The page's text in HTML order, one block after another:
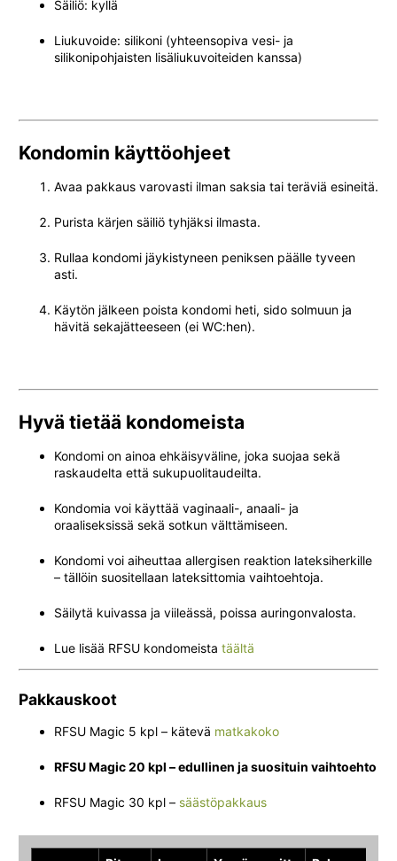
Säiliö: kyllä
Liukuvoide: silikoni (yhteensopiva vesi- ja
silikonipohjaisten lisäliukuvoiteiden kanssa)
Kondomin käyttöohjeet
Avaa pakkaus varovasti ilman saksia tai teräviä esineitä.
Purista kärjen säiliö tyhjäksi ilmasta.
Rullaa kondomi jäykistyneen peniksen päälle tyveen
asti.
Käytön jälkeen poista kondomi heti, sido solmuun ja
hävitä sekajätteeseen (ei WC:hen).
Hyvä tietää kondomeista
Kondomi on ainoa ehkäisyväline, joka suojaa sekä
raskaudelta että sukupuolitaudeilta.
Kondomia voi käyttää vaginaali-, anaali- ja
oraaliseksissä sekä sotkun välttämiseen.
Kondomi voi aiheuttaa allergisen reaktion lateksiherkille
– tällöin suositellaan lateksittomia vaihtoehtoja.
Säilytä kuivassa ja viileässä, poissa auringonvalosta.
Lue lisää RFSU kondomeista täältä
Pakkauskoot
RFSU Magic 5 kpl – kätevä matkakoko
RFSU Magic 20 kpl – edullinen ja suosituin vaihtoehto
RFSU Magic 30 kpl – säästöpakkaus